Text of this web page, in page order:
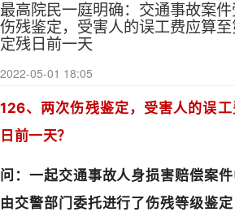
最高院民一庭明确：交通事故案
伤残鉴定，受害人的误工费应算
定残日前一天
2022-05-01 18:05
126、两次伤残鉴定，受害人的误
日前一天？
问：一起交通事故人身损害赔偿案
由交警部门委托进行了伤残等级鉴